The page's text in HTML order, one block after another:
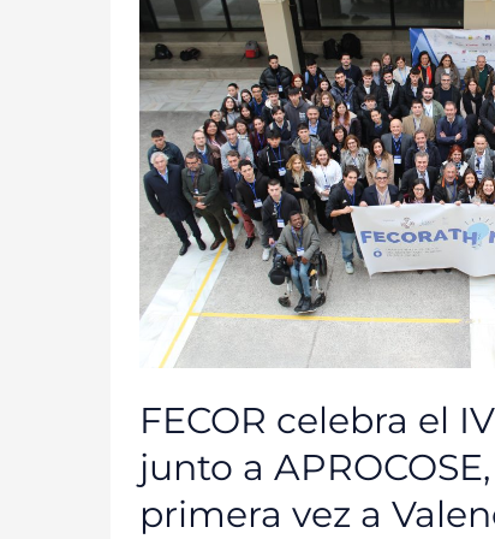
FECOR celebra el
junto a
primera vez a
IV
FECORATHON
Y,
JUNTO
A
APROCOSE,
LO
LLEVA
POR
PRIMERA
VEZ
A
VALENCIA